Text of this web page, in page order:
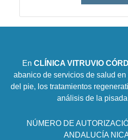
En CLÍNICA VITRUVIO
abanico de servicios de salud
del pie, los tratamientos
análisis de la
NÚMERO DE
ANDALUCÍA